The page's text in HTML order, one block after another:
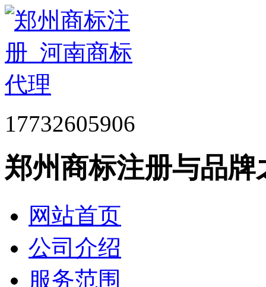
17732605906
郑州商标注册与品牌
网站首页
公司介绍
服务范围